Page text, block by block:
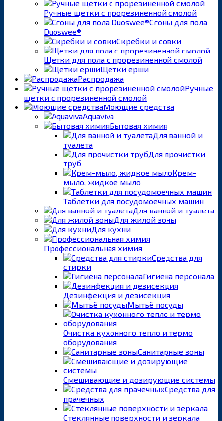
Ручные щетки с прорезиненной смолой
Сгоны для пола
Duoswee®
Скребки и совки
Щетки для пола с прорезиненной смолой
Щетки ерши
Распродажа
Ручные
щетки с прорезиненной смолой
Моющие средства
Aquaviva
Бытовая химия
Для ванной и
туалета
Для прочистки
труб
Крем-
мыло, жидкое мыло
Таблетки для посудомоечных машин
Для ванной и туалета
Для жилой зоны
Для кухни
Профессиональная химия
Средства для
стирки
Гигиена персонала
Дезинфекция и дезисекция
Мытьё посуды
Очистка кухонного тепло и термо
оборудования
Санитарные зоны
Смешивающие и дозирующие системы
Средства для
прачечных
Стеклянные поверхности и зеркала